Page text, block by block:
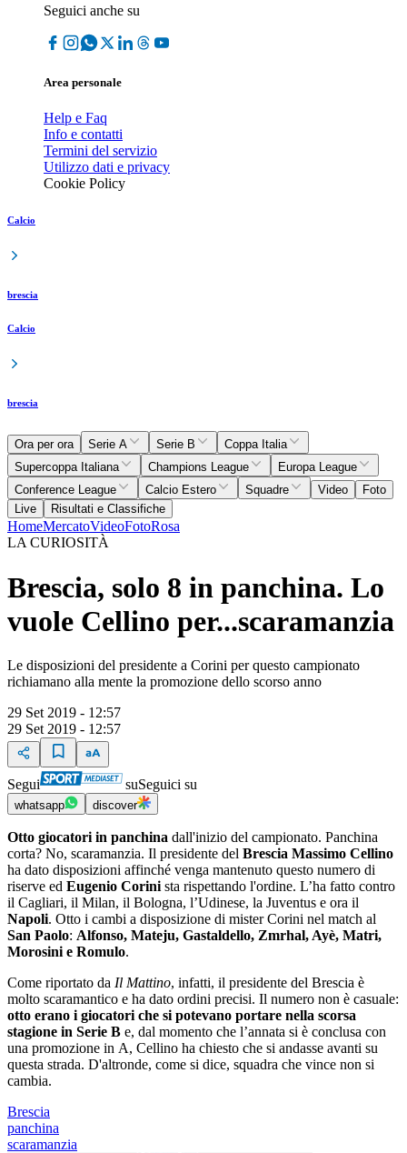
Seguici anche su
Area personale
Help e Faq
Info e contatti
Termini del servizio
Utilizzo dati e privacy
Cookie Policy
Calcio
brescia
Calcio
brescia
Ora per ora Serie A Serie B
Coppa Italia
Supercoppa Italiana
Champions League
Europa League
Conference League
Calcio Estero Squadre Video
Foto
Live
Risultati e Classifiche
HomeMercatoVideoFotoRosa
LA CURIOSITÀ
Brescia, solo 8 in panchina. Lo
vuole Cellino per...scaramanzia
Le disposizioni del presidente a Corini per questo campionato
richiamano alla mente la promozione dello scorso anno
29 Set 2019 - 12:57
29 Set 2019 - 12:57
Segui suSeguici su
whatsapp discover
Otto giocatori in panchina dall'inizio del campionato. Panchina
corta? No, scaramanzia. Il presidente del Brescia Massimo Cellino
ha dato disposizioni affinché venga mantenuto questo numero di
riserve ed Eugenio Corini sta rispettando l'ordine. L’ha fatto contro
il Cagliari, il Milan, il Bologna, l’Udinese, la Juventus e ora il
Napoli. Otto i cambi a disposizione di mister Corini nel match al
San Paolo: Alfonso, Mateju, Gastaldello, Zmrhal, Ayè, Matri,
Morosini e Romulo.
Come riportato da Il Mattino, infatti, il presidente del Brescia è
molto scaramantico e ha dato ordini precisi. Il numero non è casuale:
otto erano i giocatori che si potevano portare nella scorsa
stagione in Serie B e, dal momento che l’annata si è conclusa con
una promozione in A, Cellino ha chiesto che si andasse avanti su
questa strada. D'altronde, come si dice, squadra che vince non si
cambia.
Brescia
panchina
scaramanzia